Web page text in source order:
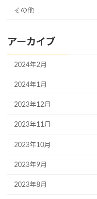
その他
アーカイブ
2024年2月
2024年1月
2023年12月
2023年11月
2023年10月
2023年9月
2023年8月